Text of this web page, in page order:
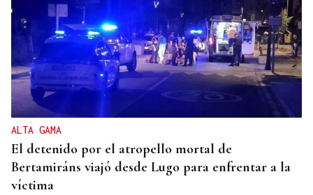
ALTA GAMA
El detenido por el atropello mortal de
Bertamiráns viajó desde Lugo para enfrentar a la
víctima